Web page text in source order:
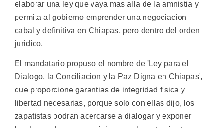
elaborar una ley que vaya mas alla de la amnistia y
permita al gobierno emprender una negociacion
cabal y definitiva en Chiapas, pero dentro del orden
juridico.
El mandatario propuso el nombre de 'Ley para el
Dialogo, la Conciliacion y la Paz Digna en Chiapas',
que proporcione garantias de integridad fisica y
libertad necesarias, porque solo con ellas dijo, los
zapatistas podran acercarse a dialogar y exponer